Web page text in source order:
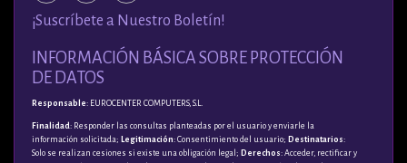
¡Suscríbete a Nuestro Boletín!
INFORMACIÓN BÁSICA SOBRE PROTECCIÓN
DE DATOS
Responsable: EUROCENTER COMPUTERS, S.L.
Finalidad : Responder las consultas planteadas por el usuario y enviarle la
información solicitada; Legitimación: Consentimiento del usuario; Destinatarios:
Solo se realizan cesiones si existe una obligación legal; Derechos: Acceder, rectificar y